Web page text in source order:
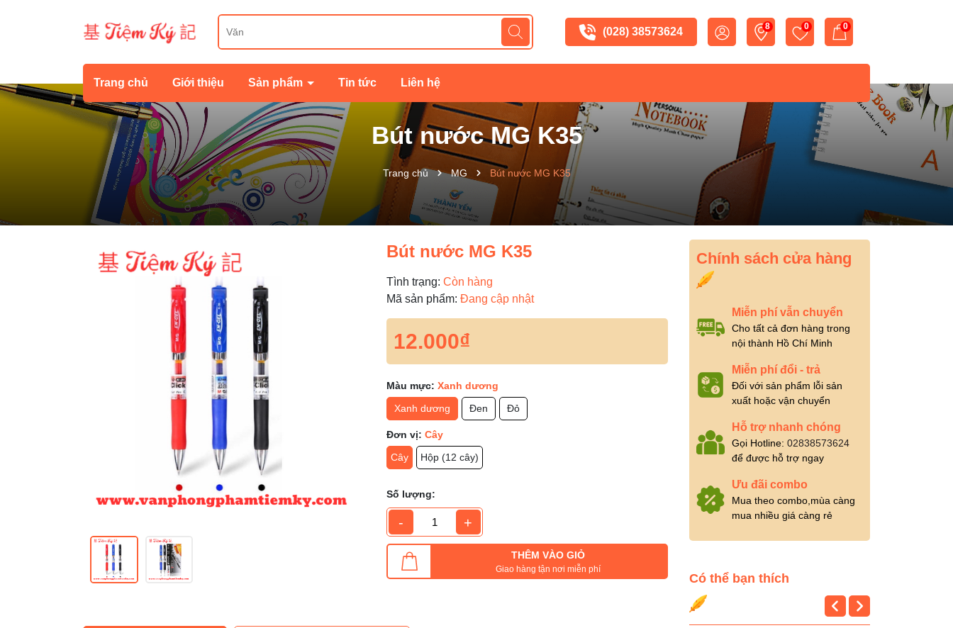
(028) 38573624 8 0 0
Trang chủ Giới thiệu Sản phẩm Tin tức Liên hệ
Bút nước MG K35
Trang chủ MG Bút nước MG K35
Bút nước MG K35
Tình trạng: Còn hàng
Mã sản phẩm: Đang cập nhật
12.000₫
Màu mực: Xanh dương
Xanh dương
Đen Đỏ
Đơn vị: Cây
Cây
Hộp (12 cây)
Số lượng:
- +
THÊM VÀO GIỎ
Giao hàng tận nơi miễn phí
Chính sách cửa hàng
Miễn phí vẫn chuyển
Cho tất cả đơn hàng trong
nội thành Hồ Chí Minh
Miễn phí đổi - trả
Đối với sản phẩm lỗi sản
xuất hoặc vận chuyển
Hỗ trợ nhanh chóng
Gọi Hotline: 02838573624
để được hỗ trợ ngay
Ưu đãi combo
Mua theo combo,mùa càng
mua nhiều giá càng rẻ
Có thể bạn thích